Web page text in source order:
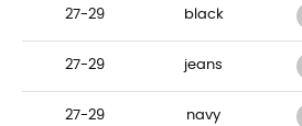
27-29 black
27-29 jeans
27-29 navy